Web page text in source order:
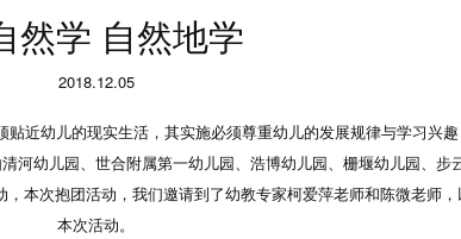
然学 自然地学
2018.12.05
幼儿的现实生活，其实施必须尊重幼儿的发展规律与学习兴趣
河幼儿园、世合附属第一幼儿园、浩博幼儿园、栅堰幼儿园、
本次抱团活动，我们邀请到了幼教专家柯爱萍老师和陈微老师
本次活动。